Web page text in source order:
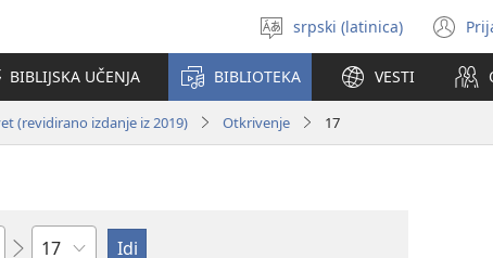
Izaberi
jezik
srpski (latinica)
BIBLIJSKA UČENJA BIBLIOTEKA VESTI
(revidirano izdanje iz 2019) Otkrivenje 17
Poglavlje